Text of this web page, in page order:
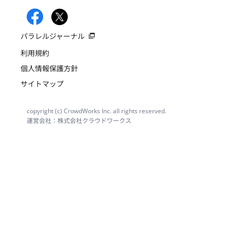
パラレルジャーナル
利用規約
個人情報保護方針
サイトマップ
copyright (c) CrowdWorks Inc. all rights reserved.
運営会社：株式会社クラウドワークス